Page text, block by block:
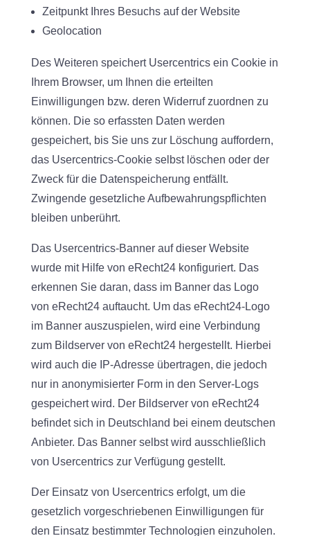
Zeitpunkt Ihres Besuchs auf der Website
Geolocation
Des Weiteren speichert Usercentrics ein Cookie in
Ihrem Browser, um Ihnen die erteilten
Einwilligungen bzw. deren Widerruf zuordnen zu
können. Die so erfassten Daten werden
gespeichert, bis Sie uns zur Löschung auffordern,
das Usercentrics-Cookie selbst löschen oder der
Zweck für die Datenspeicherung entfällt.
Zwingende gesetzliche Aufbewahrungspflichten
bleiben unberührt.
Das Usercentrics-Banner auf dieser Website
wurde mit Hilfe von eRecht24 konfiguriert. Das
erkennen Sie daran, dass im Banner das Logo
von eRecht24 auftaucht. Um das eRecht24-Logo
im Banner auszuspielen, wird eine Verbindung
zum Bildserver von eRecht24 hergestellt. Hierbei
wird auch die IP-Adresse übertragen, die jedoch
nur in anonymisierter Form in den Server-Logs
gespeichert wird. Der Bildserver von eRecht24
befindet sich in Deutschland bei einem deutschen
Anbieter. Das Banner selbst wird ausschließlich
von Usercentrics zur Verfügung gestellt.
Der Einsatz von Usercentrics erfolgt, um die
gesetzlich vorgeschriebenen Einwilligungen für
den Einsatz bestimmter Technologien einzuholen.